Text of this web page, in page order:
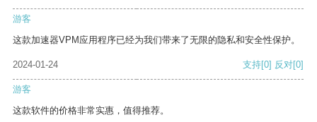
游客
这款加速器VPM应用程序已经为我们带来了无限的隐私和安全性保护。
2024-01-24 支持[0] 反对[0]
游客
这款软件的价格非常实惠，值得推荐。